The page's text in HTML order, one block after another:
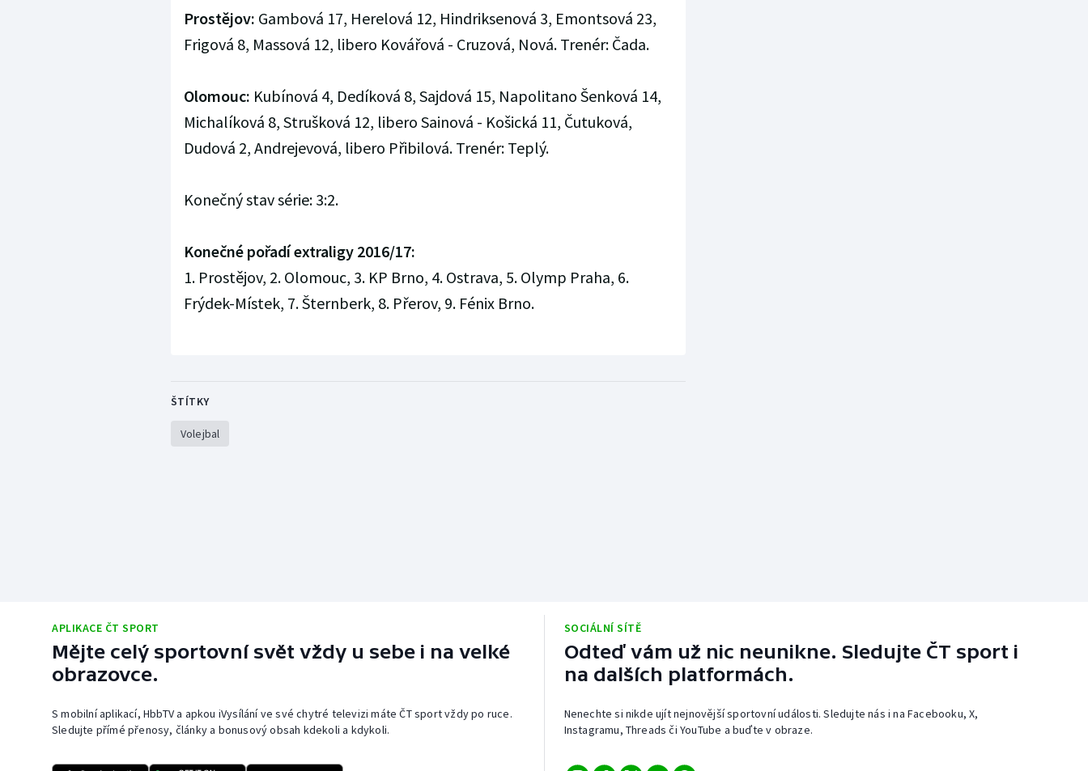
Prostějov: Gambová 17, Herelová 12, Hindriksenová 3, Emontsová 23,
Frigová 8, Massová 12, libero Kovářová - Cruzová, Nová. Trenér: Čada.
Olomouc: Kubínová 4, Dedíková 8, Sajdová 15, Napolitano Šenková 14,
Michalíková 8, Strušková 12, libero Sainová - Košická 11, Čutuková,
Dudová 2, Andrejevová, libero Přibilová. Trenér: Teplý.
Konečný stav série: 3:2.
Konečné pořadí extraligy 2016/17:
1. Prostějov, 2. Olomouc, 3. KP Brno, 4. Ostrava, 5. Olymp Praha, 6.
Frýdek-Místek, 7. Šternberk, 8. Přerov, 9. Fénix Brno.
ŠTÍTKY
Volejbal
APLIKACE ČT SPORT
Mějte celý sportovní svět vždy u sebe i na velké
obrazovce.
S mobilní aplikací, HbbTV a apkou iVysílání ve své chytré televizi máte ČT sport vždy po ruce.
Sledujte přímé přenosy, články a bonusový obsah kdekoli a kdykoli.
SOCIÁLNÍ SÍTĚ
Odteď vám už nic neunikne. Sledujte ČT sport i
na dalších platformách.
Nenechte si nikde ujít nejnovější sportovní události. Sledujte nás i na Facebooku, X,
Instagramu, Threads či YouTube a buďte v obraze.